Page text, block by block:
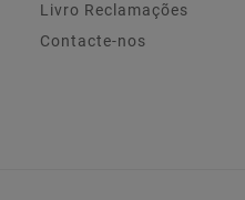
Livro Reclamações
Contacte-nos